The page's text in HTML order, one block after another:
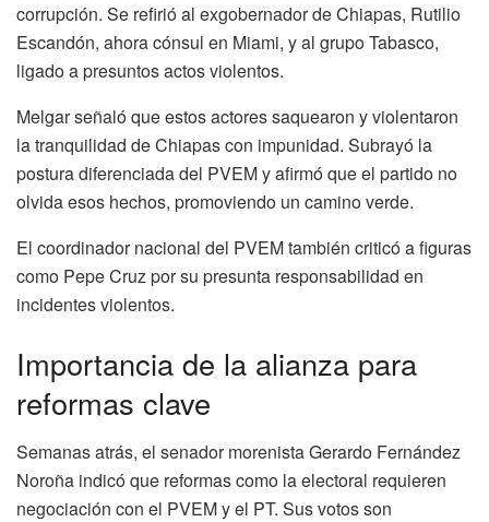
corrupción. Se refirió al exgobernador de Chiapas, Rutilio
Escandón, ahora cónsul en Miami, y al grupo Tabasco,
ligado a presuntos actos violentos.
Melgar señaló que estos actores saquearon y violentaron
la tranquilidad de Chiapas con impunidad. Subrayó la
postura diferenciada del PVEM y afirmó que el partido no
olvida esos hechos, promoviendo un camino verde.
El coordinador nacional del PVEM también criticó a figuras
como Pepe Cruz por su presunta responsabilidad en
incidentes violentos.
Importancia de la alianza para
reformas clave
Semanas atrás, el senador morenista Gerardo Fernández
Noroña indicó que reformas como la electoral requieren
negociación con el PVEM y el PT. Sus votos son